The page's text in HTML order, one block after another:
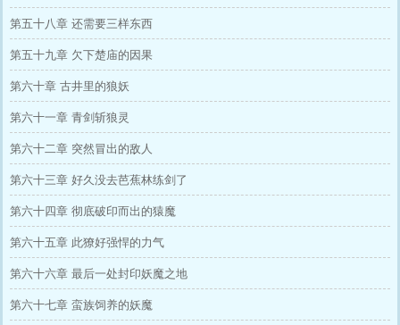
第五十八章 还需要三样东西
第五十九章 欠下楚庙的因果
第六十章 古井里的狼妖
第六十一章 青剑斩狼灵
第六十二章 突然冒出的敌人
第六十三章 好久没去芭蕉林练剑了
第六十四章 彻底破印而出的猿魔
第六十五章 此獠好强悍的力气
第六十六章 最后一处封印妖魔之地
第六十七章 蛮族饲养的妖魔